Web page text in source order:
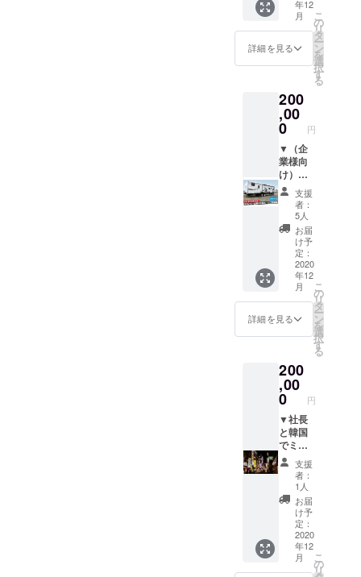
交通費
は各自
ご負担
くださ
い。 ▼
お礼の
す。
※予約が
必要で
す。
※お会い
するの
の場に
限らせ
ていた
だきま
す。
※1回6名
様まで
の予約
とさせ
ていた
だきま
す。 ▼
お礼の
お手紙
の日ノ
出6時
半〜7時
半まで
貸切）
●宿泊
（韓国
のお雑
煮トッ
ク）
※小学生
以上6名
様まで
のご利
用とさ
せてい
ただき
ます。
（幼児
は無料
す。）
※この
時間帯
の浴場
のオー
クラウ
ドファ
ンディ
ング限
定にな
りま
す。
※1つの
浴場で
の入
浴、1台
のト
レー
ラーハ
ウスで
の宿泊
の場合
泉を巡
り、た
どり着
いたの
は解放
感のあ
施設で
した。
室内・
浴場が
一体化
し、す
ぐ目の
前には
太平洋
が一望
できる
立地に
ある”湯
かっ
ぺ”は、
窓を開
けると
半露天
風呂に
早変わ
閉空間
を回
避）。
三蜜疲
れを癒
してく
ださい♪
※パス
ポート
をお届
けした
日か
ら、一
年間毎
日ご利
用いた
だけま
年12
月
詳細を見る
こ
の
リ
タ
ー
ン
を
選
択
す
る
200
,00
0 円
▼（企
業様向
け）ト
レー
ラーハ
ウスに
企業名
やロゴ
を掲載
（片面
1/4サイ
ズ）
※掲載を
希望さ
れる企
業名や
別途お
送りい
ただき
ます。
※掲載
場所に
ついて
は先着
順で決
めさせ
ていた
だきま
す。
※掲載期
間は3年
間で
す。 ▼
支援
者：
5人
お届
け予
定：
2020
年12
月
詳細を見る
こ
の
リ
タ
ー
ン
を
選
択
す
る
200
,00
0 円
▼社長
と韓国
でミー
トアッ
プ、
ディー
プな韓
国に潜
入チ
ケット
※韓国生
まれの
社長
支援
者：
1人
お届
け予
定：
2020
年12
月
こ
の
リ